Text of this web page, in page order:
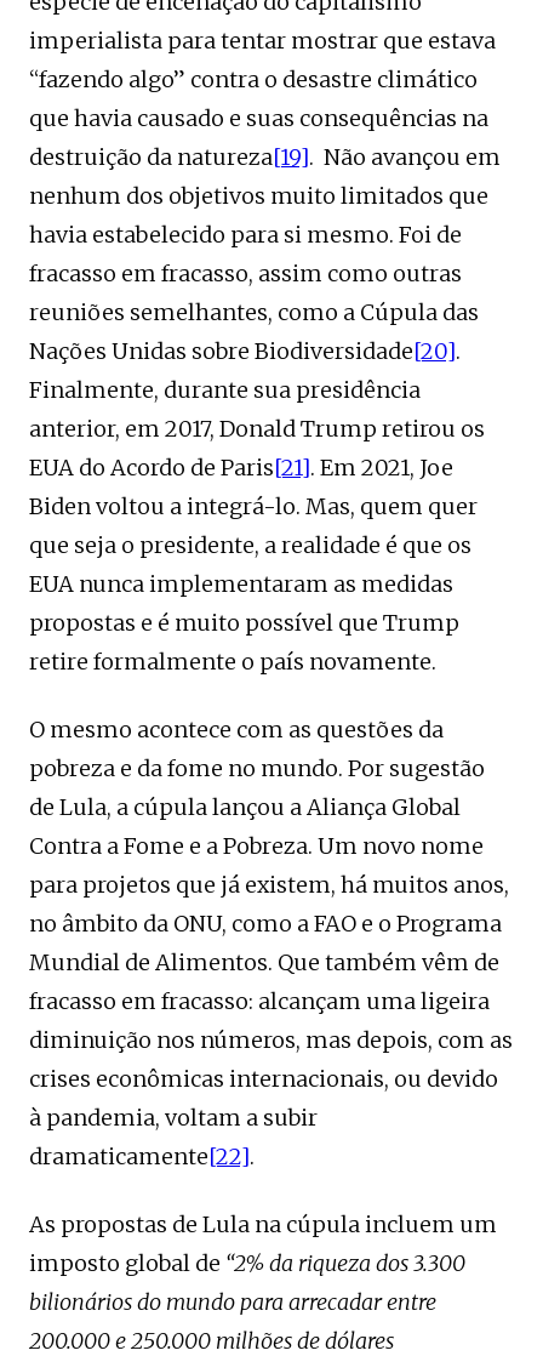
imperialista para tentar mostrar que estava
“fazendo algo” contra o desastre climático
que havia causado e suas consequências na
destruição da natureza[19]. Não avançou em
nenhum dos objetivos muito limitados que
havia estabelecido para si mesmo. Foi de
fracasso em fracasso, assim como outras
reuniões semelhantes, como a Cúpula das
Nações Unidas sobre Biodiversidade[20].
Finalmente, durante sua presidência
anterior, em 2017, Donald Trump retirou os
EUA do Acordo de Paris[21]. Em 2021, Joe
Biden voltou a integrá-lo. Mas, quem quer
que seja o presidente, a realidade é que os
EUA nunca implementaram as medidas
propostas e é muito possível que Trump
retire formalmente o país novamente.
O mesmo acontece com as questões da
pobreza e da fome no mundo. Por sugestão
de Lula, a cúpula lançou a Aliança Global
Contra a Fome e a Pobreza. Um novo nome
para projetos que já existem, há muitos anos,
no âmbito da ONU, como a FAO e o Programa
Mundial de Alimentos. Que também vêm de
fracasso em fracasso: alcançam uma ligeira
diminuição nos números, mas depois, com as
crises econômicas internacionais, ou devido
à pandemia, voltam a subir
dramaticamente[22].
As propostas de Lula na cúpula incluem um
imposto global de “2% da riqueza dos 3.300
bilionários do mundo para arrecadar entre
200.000 e 250.000 milhões de dólares